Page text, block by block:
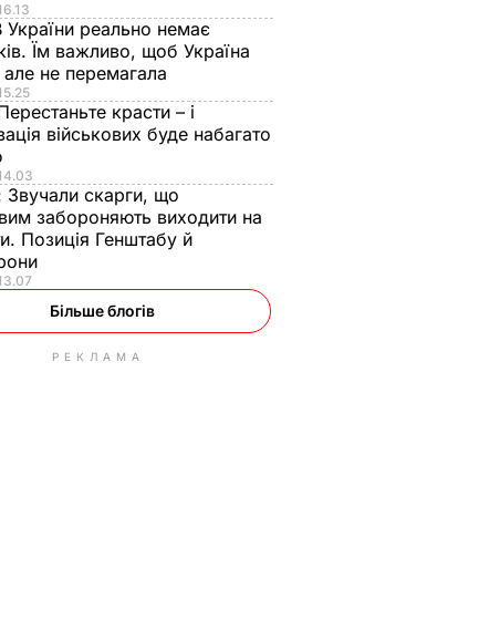
України реально немає
Їм важливо, щоб Україна
не перемагала
красти – і
військових буде набагато
Звучали скарги, що
забороняють виходити на
Позиція Генштабу й
Більше блогів
РЕКЛАМА